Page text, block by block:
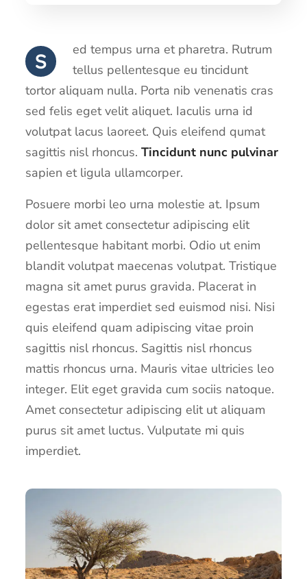
S
ed tempus urna et pharetra. Rutrum
tellus pellentesque eu tincidunt
tortor aliquam nulla. Porta nib venenatis cras
sed felis eget velit aliquet. Iaculis urna id
volutpat lacus laoreet. Quis eleifend qumat
sagittis nisl rhoncus.Tincidunt nunc pulvinar
sapien et ligula ullamcorper.
Posuere morbi leo urna molestie at. Ipsum
dolor sit amet consectetur adipiscing elit
pellentesque habitant morbi. Odio ut enim
blandit volutpat maecenas volutpat. Tristique
magna sit amet purus gravida. Placerat in
egestas erat imperdiet sed euismod nisi. Nisi
quis eleifend quam adipiscing vitae proin
sagittis nisl rhoncus. Sagittis nisl rhoncus
mattis rhoncus urna. Mauris vitae ultricies leo
integer. Elit eget gravida cum sociis natoque.
Amet consectetur adipiscing elit ut aliquam
purus sit amet luctus. Vulputate mi quis
imperdiet.